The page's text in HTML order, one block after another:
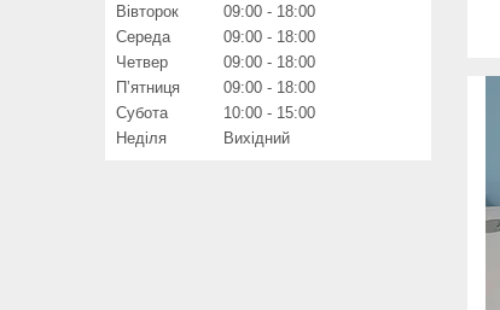
Вівторок
09:00
18:00
Середа
09:00
18:00
Четвер
09:00
18:00
Пʼятниця
09:00
18:00
Субота
10:00
15:00
Неділя
Вихідний